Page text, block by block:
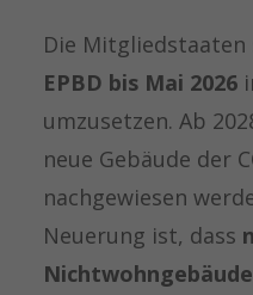
Die
EPBD bis Mai 2026
umzusetzen. Ab
neue Gebäude der
nachgewiesen
Neuerung ist, dass